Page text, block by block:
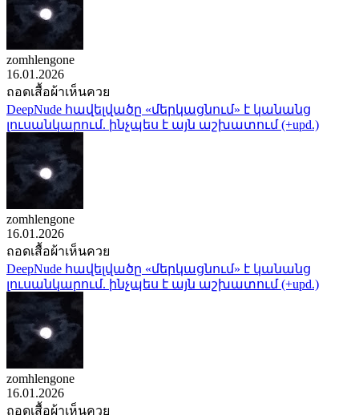
zomhlengone
16.01.2026
ถอดเสื้อผ้าเห็นควย
DeepNude հավելվածը «մերկացնում» է կանանց
լուսանկարում. ինչպես է այն աշխատում (+upd.)
zomhlengone
16.01.2026
ถอดเสื้อผ้าเห็นควย
DeepNude հավելվածը «մերկացնում» է կանանց
լուսանկարում. ինչպես է այն աշխատում (+upd.)
zomhlengone
16.01.2026
ถอดเสื้อผ้าเห็นควย